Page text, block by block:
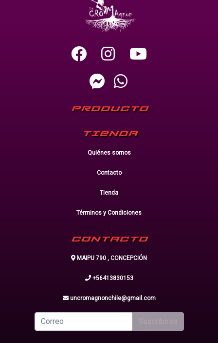
PRODUCTO
TIENDA
Quiénes somos
Contacto
Tienda
Términos y Condiciones
CONTACTO
MAIPU 790 , CONCEPCIÓN
+56413830153
uncromagnonchile@gmail.com